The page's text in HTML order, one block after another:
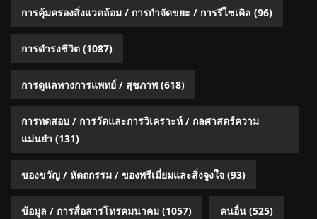
การคุ้มครองสิ่งแวดล้อม / การกำจัดขยะ / การรีไซเคิล (96)
การดำรงชีวิต (1087)
การดูแลทางการแพทย์ / สุขภาพ (618)
การทดสอบ / การวัดและการวิเคราะห์ / กลศาสตร์ความ
แม่นยำ (131)
ของขวัญ / หัตถกรรม / ของพรีเมี่ยมและสิ่งจูงใจ (93)
ข้อมูล / การสื่อสารโทรคมนาคม (1057) คนอื่น (525)